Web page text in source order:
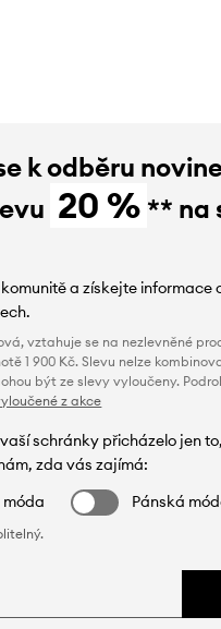
k odběru
20 % ** na
a získejte informace
vztahuje se na nezlevněné
1 900 Kč. Slevu nelze
být ze slevy vyloučeny.
z akce
schránky přicházelo jen
zda vás zajímá:
móda
Pánská